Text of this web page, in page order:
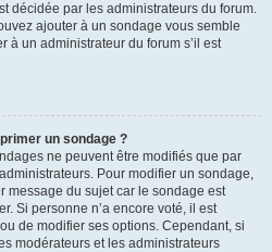
décidée par les administrateurs du forum.
ajouter à un sondage vous semble
à un administrateur du forum s’il est
un sondage ?
ne peuvent être modifiés que par
Pour modifier un sondage,
message du sujet car le sondage est
Si personne n’a encore voté, il est
de modifier ses options. Cependant, si
modérateurs et les administrateurs